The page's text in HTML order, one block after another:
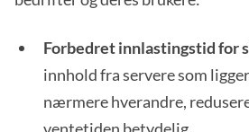
Forbedret innlastingstid for
innhold fra servere som
nærmere hverandre,